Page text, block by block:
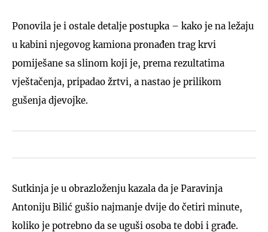
Ponovila je i ostale detalje postupka – kako je na ležaju
u kabini njegovog kamiona pronađen trag krvi
pomiješane sa slinom koji je, prema rezultatima
vještačenja, pripadao žrtvi, a nastao je prilikom
gušenja djevojke.
Sutkinja je u obrazloženju kazala da je Paravinja
Antoniju Bilić gušio najmanje dvije do četiri minute,
koliko je potrebno da se uguši osoba te dobi i građe.